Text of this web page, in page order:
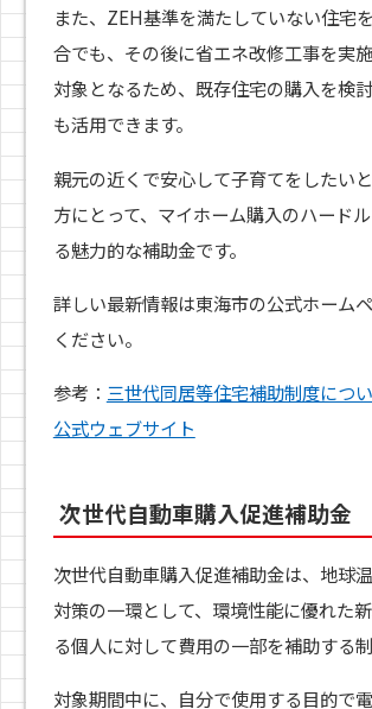
また、ZEH基準を満たしていない住宅
合でも、その後に省エネ改修工事を実
対象となるため、既存住宅の購入を検
も活用できます。
親元の近くで安心して子育てをしたい
方にとって、マイホーム購入のハード
る魅力的な補助金です。
詳しい最新情報は東海市の公式ホーム
ください。
参考： 三世代同居等住宅補助制度につ
公式ウェブサイト
次世代自動車購入促進補助金
次世代自動車購入促進補助金は、地球
対策の一環として、環境性能に優れた
る個人に対して費用の一部を補助する制
対象期間中に、自分で使用する目的で